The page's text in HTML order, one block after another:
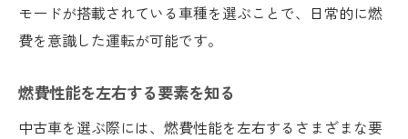
モードが搭載されている車種を選ぶことで、日常的に燃
費を意識した運転が可能です。
燃費性能を左右する要素を知る
中古車を選ぶ際には、燃費性能を左右するさまざまな要